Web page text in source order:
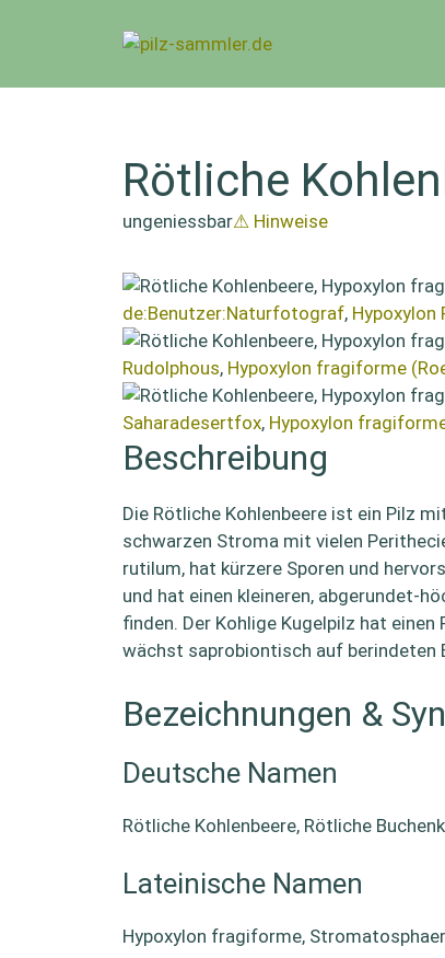
Rötliche
ungeniessbar⚠ Hinweise
de:Benutzer:Naturfotograf, Hypoxylon
Rudolphous, Hypoxylon fragiforme
Saharadesertfox, Hypoxylon
Beschreibung
Die Rötliche Kohlenbeere ist ein Pilz
schwarzen Stroma mit vielen
rutilum, hat kürzere Sporen und
und hat einen kleineren, abgerundet-
finden. Der Kohlige Kugelpilz hat
wächst saprobiontisch auf berindeten
Bezeichnungen &
Deutsche Namen
Rötliche Kohlenbeere, Rötliche
Lateinische Namen
Hypoxylon fragiforme,